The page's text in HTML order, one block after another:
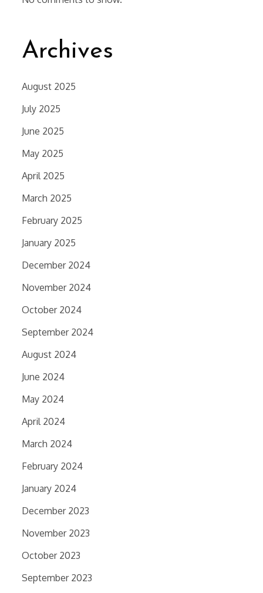
Archives
August 2025
July 2025
June 2025
May 2025
April 2025
March 2025
February 2025
January 2025
December 2024
November 2024
October 2024
September 2024
August 2024
June 2024
May 2024
April 2024
March 2024
February 2024
January 2024
December 2023
November 2023
October 2023
September 2023